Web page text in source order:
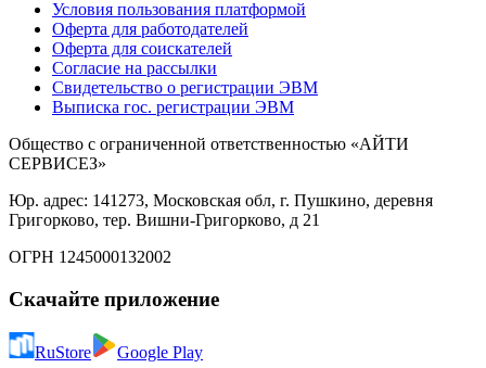
Условия пользования платформой
Оферта для работодателей
Оферта для соискателей
Согласие на рассылки
Свидетельство о регистрации ЭВМ
Выписка гос. регистрации ЭВМ
Общество с ограниченной ответственностью «АЙТИ
СЕРВИСЕЗ»
Юр. адрес: 141273, Московская обл, г. Пушкино, деревня
Григорково, тер. Вишни-Григорково, д 21
ОГРН 1245000132002
Скачайте приложение
RuStore Google Play